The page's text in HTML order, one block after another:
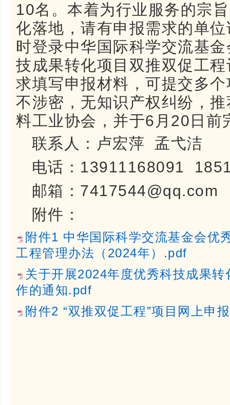
10名。本着为行业服务的宗
化落地，请有申报需求的单
时登录中华国际科学交流基
技成果转化项目双推双促工
求填写申报材料，可提交多
不涉密，无知识产权纠纷，
料工业协会，并于6月20日前
联系人：卢宏萍 孟弋洁
电话：13911168091
邮箱：7417544@qq.com
附件：
附件1 中华国际科学交流基金会优
工程管理办法（2024年）.pdf
关于开展2024年度优秀科技成果转
作的通知.pdf
附件2 “双推双促工程”项目网上申